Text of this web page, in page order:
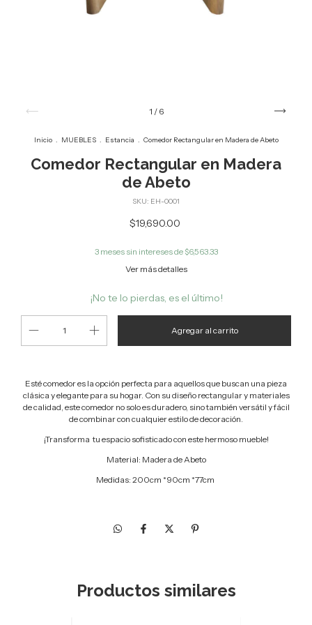
1 / 6
Inicio . MUEBLES . Estancia . Comedor Rectangular en Madera de Abeto
Comedor Rectangular en Madera
de Abeto
SKU: EH-0001
$19,690.00
3 meses sin intereses de $6,563.33
Ver más detalles
¡No te lo pierdas, es el último!
Esté comedor es la opción perfecta para aquellos que buscan una pieza
clásica y elegante para su hogar. Con su diseño rectangular y materiales
de calidad, este comedor no solo es duradero, sino también versátil y fácil
de combinar con cualquier estilo de decoración.
¡Transforma tu espacio sofisticado con este hermoso mueble!
Material: Madera de Abeto
Medidas: 200cm *90cm *77cm
Productos similares